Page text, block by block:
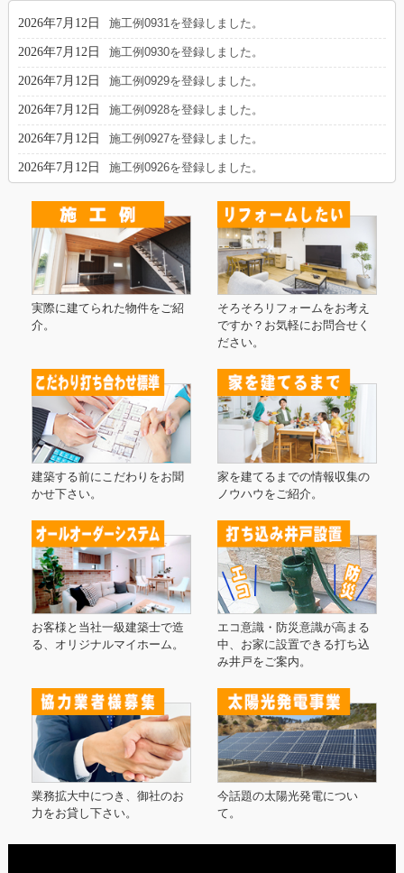
2026年7月12日 施工例0931を登録しました。
2026年7月12日 施工例0930を登録しました。
2026年7月12日 施工例0929を登録しました。
2026年7月12日 施工例0928を登録しました。
2026年7月12日 施工例0927を登録しました。
2026年7月12日 施工例0926を登録しました。
実際に建てられた物件をご紹
介。
そろそろリフォームをお考え
ですか？お気軽にお問合せく
ださい。
建築する前にこだわりをお聞
かせ下さい。
家を建てるまでの情報収集の
ノウハウをご紹介。
お客様と当社一級建築士で造
る、オリジナルマイホーム。
エコ意識・防災意識が高まる
中、お家に設置できる打ち込
み井戸をご案内。
業務拡大中につき、御社のお
力をお貸し下さい。
今話題の太陽光発電につい
て。